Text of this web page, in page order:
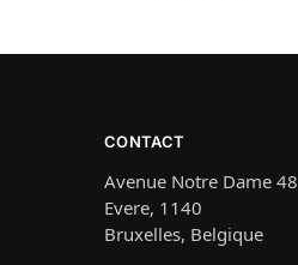
CONTACT
Avenue Notre Dame 48
Evere, 1140
Bruxelles, Belgique